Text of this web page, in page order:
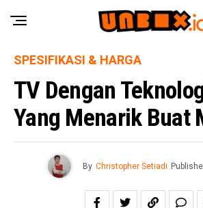
SPESIFIKASI & HARGA
TV Dengan
Yang Menarik Buat
By Christopher Setiadi